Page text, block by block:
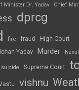
Minister Dr. Yadav Chief
dprcg
fire fraud High Court
Yadav Murder
suicide Supreme Court
vishnu